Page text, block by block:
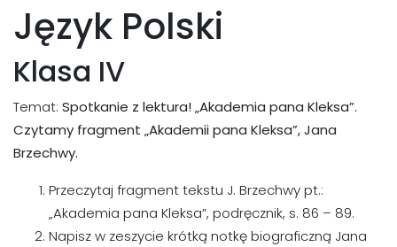
Język Polski
Klasa IV
Temat: Spotkanie z lektura! „Akademia pana Kleksa”.
Czytamy fragment „Akademii pana Kleksa”, Jana
Brzechwy.
Przeczytaj fragment tekstu J. Brzechwy pt.:
„Akademia pana Kleksa”, podręcznik, s. 86 – 89.
Napisz w zeszycie krótką notkę biograficzną Jana